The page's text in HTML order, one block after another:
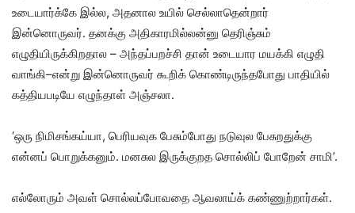
உடையார்க்கே இல்ல, அதனால உயில் செல்லாதென்றார்
இன்னொருவர். தனக்கு அதிகாரமில்லன்னு தெரிஞ்சும்
எழுதியிருக்கிறதால – அந்தப்பறச்சி தான் உடையார மயக்கி எழுதி
வாங்கி–என்று இன்னொருவர் கூறிக் கொண்டிருந்தபோது பாதியில்
கத்தியபடியே எழுந்தாள் அஞ்சலா.
‘ஒரு நிமிசங்கய்யா, பெரியவுக பேசும்போது நடுவுல பேசுறதுக்கு
என்னப் பொறுக்கனும். மனசுல இருக்குறத சொல்லிப் போறேன் சாமி’.
எல்லோரும் அவள் சொல்லப்போவதை ஆவலாய்க் கண்ணுற்றார்கள்.